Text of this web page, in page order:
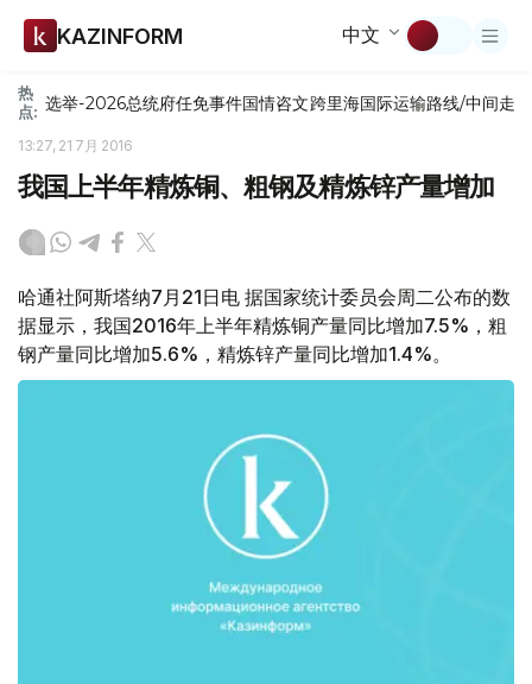
KAZINFORM 中文
热
点: 选举-2026总统府任免事件国情咨文跨里海国际运输路线/中间走廊
13:27, 21 7月 2016
我国上半年精炼铜、粗钢及精炼锌产量增加
哈通社阿斯塔纳7月21日电 据国家统计委员会周二公布的数
据显示，我国2016年上半年精炼铜产量同比增加7.5%，粗
钢产量同比增加5.6%，精炼锌产量同比增加1.4%。